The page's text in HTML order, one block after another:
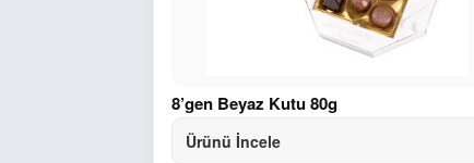
8’gen Beyaz Kutu 80g
Ürünü İncele